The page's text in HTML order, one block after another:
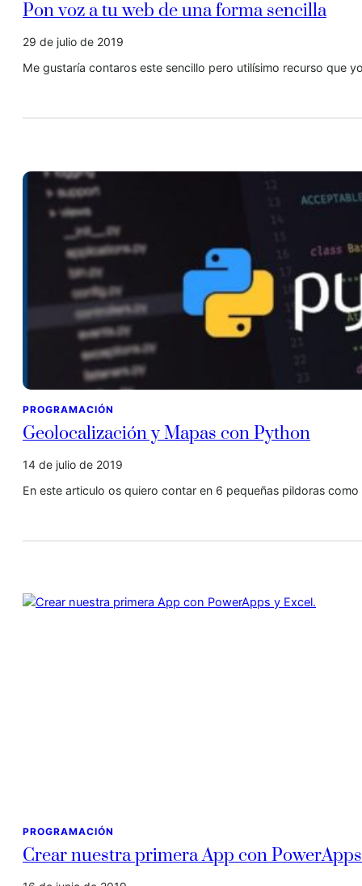
Pon voz a tu web de una forma sencilla
29 de julio de 2019
Me gustaría contaros este sencillo pero utilísimo recurso que
PROGRAMACIÓN
Geolocalización y Mapas con Python
14 de julio de 2019
En este articulo os quiero contar en 6 pequeñas pildoras
PROGRAMACIÓN
Crear nuestra primera App con